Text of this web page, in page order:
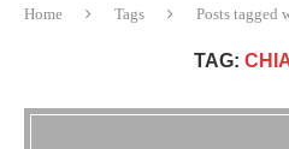
Home Tags Posts tagged
TAG: